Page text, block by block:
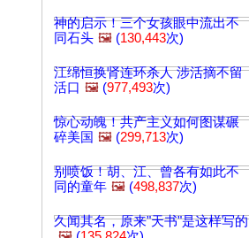
神的启示！三个女孩眼中流出不
同石头 🖼️ (130,443次)
江绵恒换肾连环杀人 涉活摘不留
活口 🖼️ (977,493次)
惊心动魄！共产主义如何图谋碾
碎美国 🖼️ (299,713次)
别喷饭！胡、江、曾各有如此不
同的童年 🖼️ (498,837次)
久闻其名，原来"天书"是这样写的